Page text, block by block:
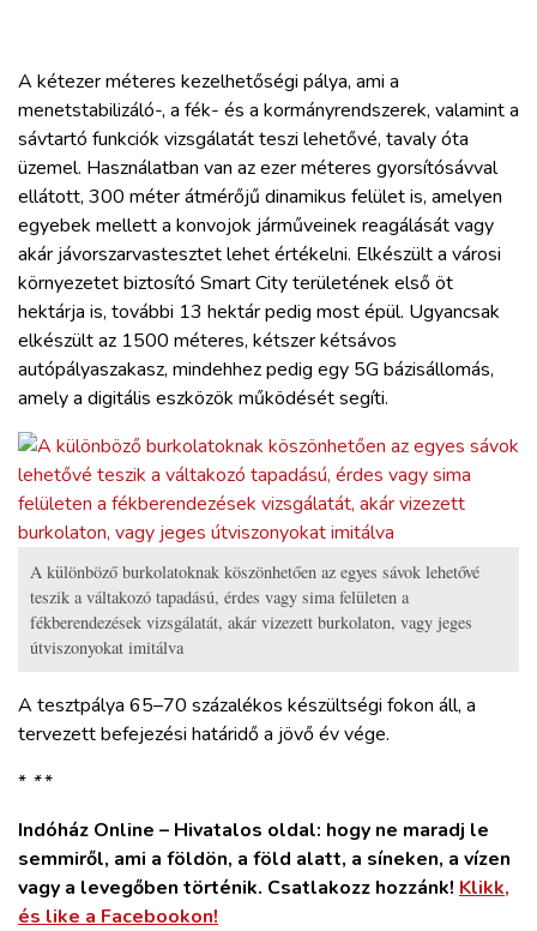
A kétezer méteres kezelhetőségi pálya, ami a
menetstabilizáló-, a fék- és a kormányrendszerek, valamint a
sávtartó funkciók vizsgálatát teszi lehetővé, tavaly óta
üzemel. Használatban van az ezer méteres gyorsítósávval
ellátott, 300 méter átmérőjű dinamikus felület is, amelyen
egyebek mellett a konvojok járműveinek reagálását vagy
akár jávorszarvastesztet lehet értékelni. Elkészült a városi
környezetet biztosító Smart City területének első öt
hektárja is, további 13 hektár pedig most épül. Ugyancsak
elkészült az 1500 méteres, kétszer kétsávos
autópályaszakasz, mindehhez pedig egy 5G bázisállomás,
amely a digitális eszközök működését segíti.
A különböző burkolatoknak köszönhetően az egyes sávok lehetővé
teszik a váltakozó tapadású, érdes vagy sima felületen a
fékberendezések vizsgálatát, akár vizezett burkolaton, vagy jeges
útviszonyokat imitálva
A tesztpálya 65–70 százalékos készültségi fokon áll, a
tervezett befejezési határidő a jövő év vége.
* **
Indóház Online – Hivatalos oldal: hogy ne maradj le
semmiről, ami a földön, a föld alatt, a síneken, a vízen
vagy a levegőben történik. Csatlakozz hozzánk! Klikk,
és like a Facebookon!